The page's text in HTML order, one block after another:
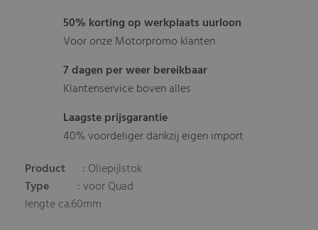
50% korting op werkplaats uurloon
Voor onze Motorpromo klanten
7 dagen per weer bereikbaar
Klantenservice boven alles
Laagste prijsgarantie
40% voordeliger dankzij eigen import
Product : Oliepijlstok
Type
: voor Quad
lengte ca.60mm